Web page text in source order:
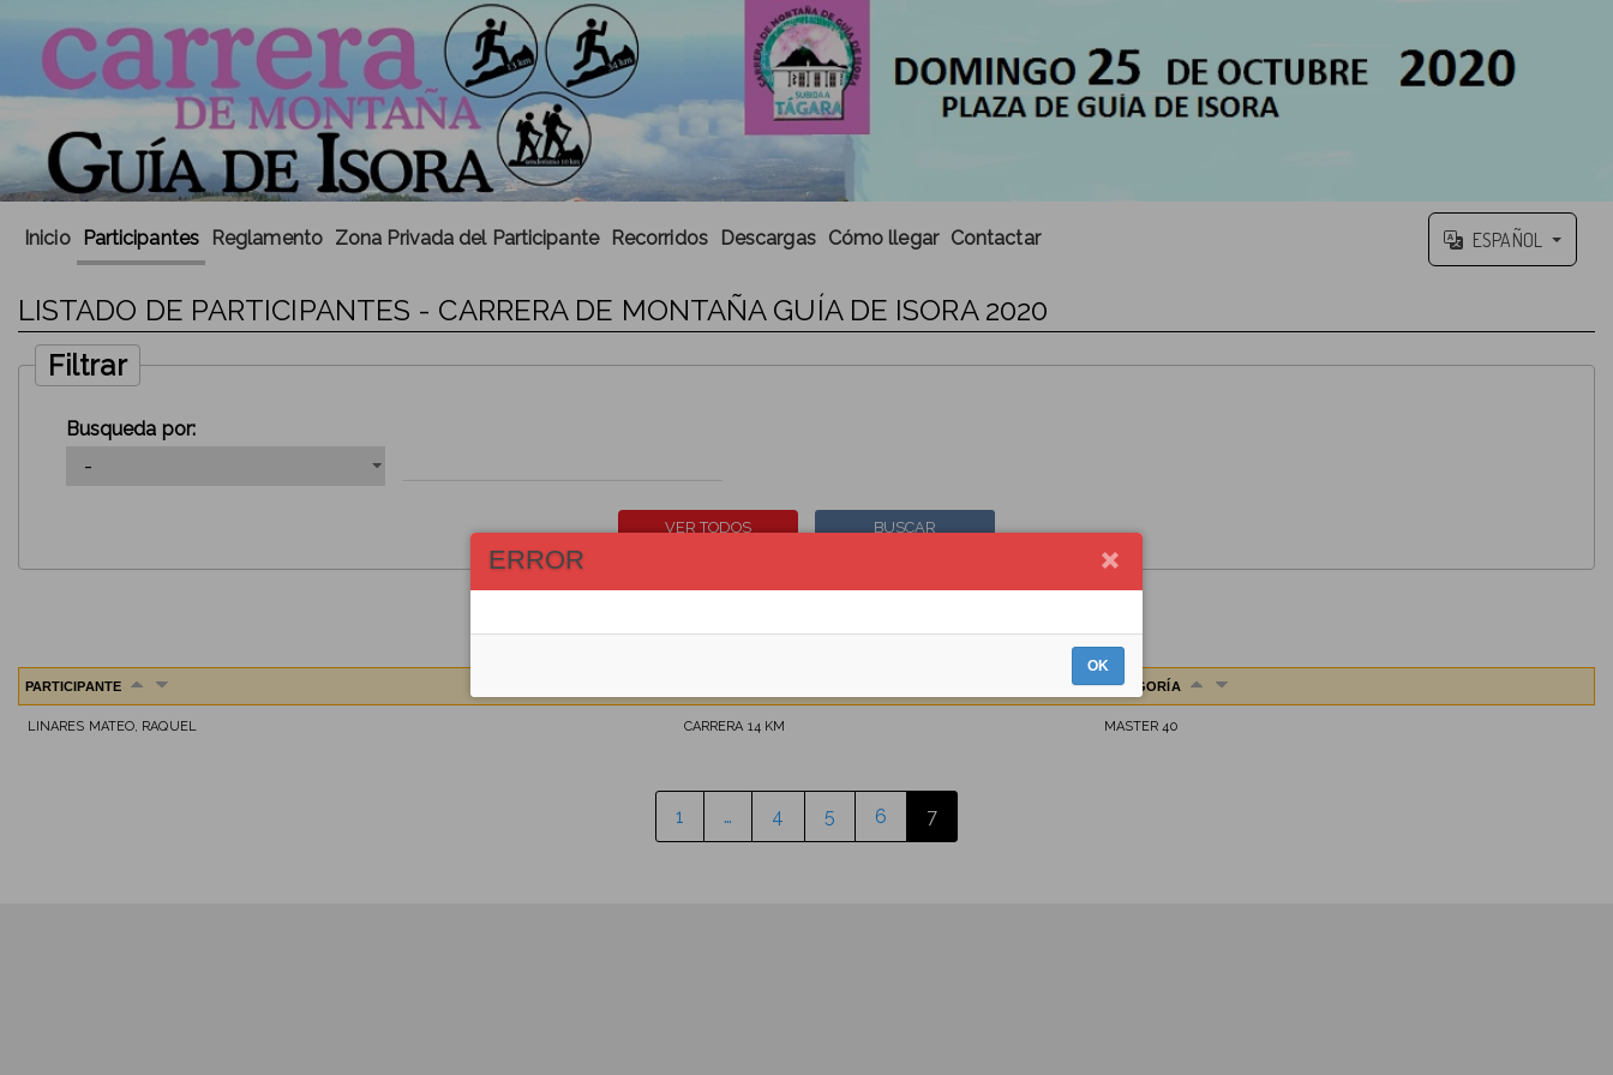
Inicio Participantes Reglamento Zona Privada del Participante Recorridos Descargas Cómo llegar Contactar ESPAÑOL
LISTADO DE PARTICIPANTES - CARRERA DE MONTAÑA GUÍA DE ISORA 2020
Filtrar
Busqueda por:
PARTICIPANTE CATEGORÍA
LINARES MATEO, RAQUEL CARRERA 14 KM MASTER 40
1 … 4 5 6 7
ERROR
OK